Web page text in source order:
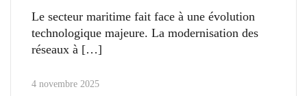
Le secteur maritime fait face à une évolution
technologique majeure. La modernisation des
réseaux à
4 novembre 2025